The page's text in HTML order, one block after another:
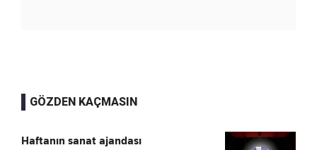
GÖZDEN KAÇMASIN
Haftanın sanat ajandası